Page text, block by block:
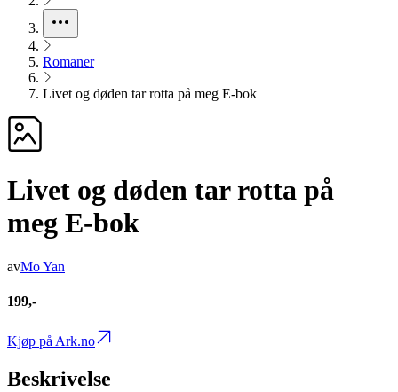
Romaner
Livet og døden tar rotta på meg E-bok
Livet og døden tar rotta på
meg E-bok
avMo Yan
199,-
Kjøp på Ark.no
Beskrivelse